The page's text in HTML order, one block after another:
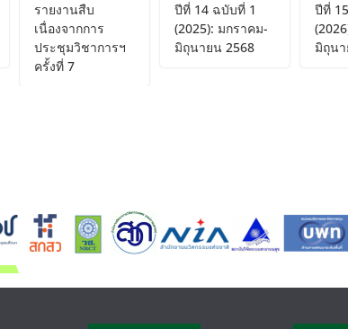
รายงานสืบ
เนื่องจากการ
ประชุมวิชาการฯ
ครั้งที่ 7
ปีที่ 14 ฉบับที่ 1
(2025): มกราคม-
มิถุนายน 2568
ปีที่ 15
มิถุนาย